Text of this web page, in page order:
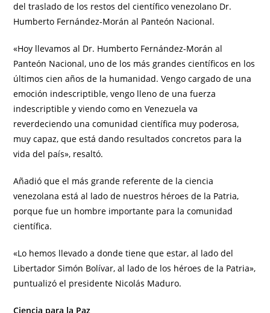
del traslado de los restos del científico venezolano Dr.
Humberto Fernández-Morán al Panteón Nacional.
«Hoy llevamos al Dr. Humberto Fernández-Morán al
Panteón Nacional, uno de los más grandes científicos en los
últimos cien años de la humanidad. Vengo cargado de una
emoción indescriptible, vengo lleno de una fuerza
indescriptible y viendo como en Venezuela va
reverdeciendo una comunidad científica muy poderosa,
muy capaz, que está dando resultados concretos para la
vida del país», resaltó.
Añadió que el más grande referente de la ciencia
venezolana está al lado de nuestros héroes de la Patria,
porque fue un hombre importante para la comunidad
científica.
«Lo hemos llevado a donde tiene que estar, al lado del
Libertador Simón Bolívar, al lado de los héroes de la Patria»,
puntualizó el presidente Nicolás Maduro.
Ciencia para la Paz